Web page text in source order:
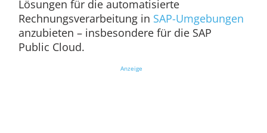
Lösungen für die automatisierte
Rechnungsverarbeitung in SAP-Umgebungen
anzubieten – insbesondere für die SAP
Public Cloud.
Anzeige